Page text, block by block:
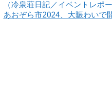
（冷泉荘日記／イベントレポ
あおぞら市2024、大賑わいで